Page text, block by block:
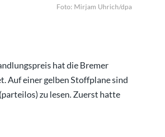
Foto: Mirjam Uhrich/dpa
hat die Bremer
Auf einer gelben Stoffplane sind
zu lesen. Zuerst hatte